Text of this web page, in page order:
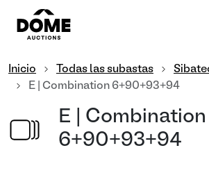
Inicio Todas las subastas
E | Combination 6+90+93+94
E | Combination
6+90+93+94